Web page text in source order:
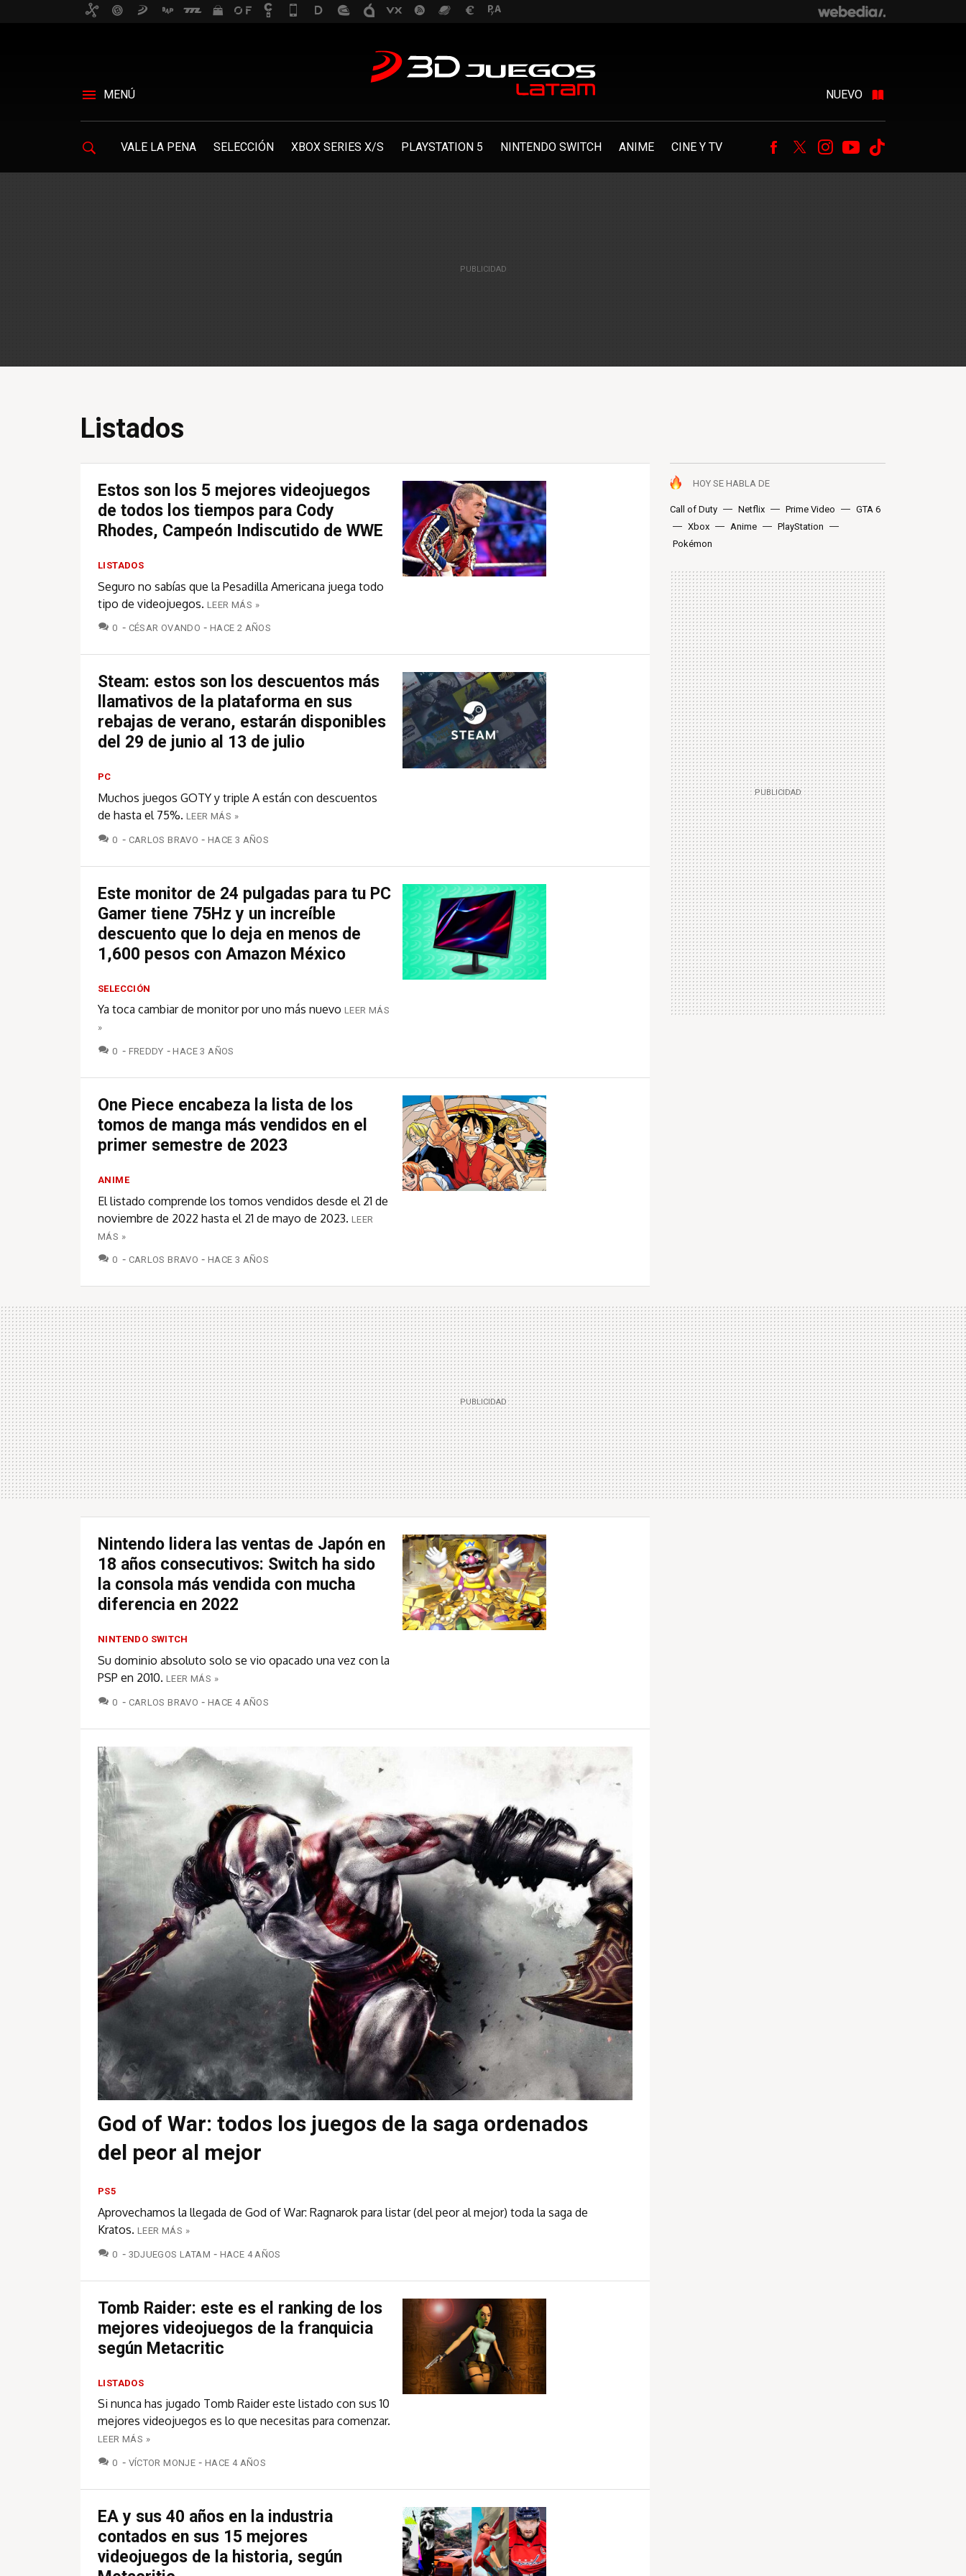
MENÚ NUEVO
VALE LA PENA SELECCIÓN XBOX SERIES X/S PLAYSTATION 5 NINTENDO SWITCH ANIME CINE Y TV Facebook
TwitterInstagram
Youtube
Listados
HOY SE HABLA DE
Call of Duty Netflix Prime Video
GTA 6
Xbox
Anime
PlayStation
Pokémon
Estos son los 5 mejores videojuegos
de todos los tiempos para Cody
Rhodes, Campeón Indiscutido de WWE
LISTADOS
Seguro no sabías que la Pesadilla Americana juega todo
tipo de videojuegos. LEER MÁS »
0 COMENTARIOS
CÉSAR OVANDO HACE 2 AÑOS
Steam: estos son los descuentos más
llamativos de la plataforma en sus
rebajas de verano, estarán disponibles
del 29 de junio al 13 de julio
PC
Muchos juegos GOTY y triple A están con descuentos
de hasta el 75%. LEER MÁS »
0 COMENTARIOS
CARLOS BRAVO HACE 3 AÑOS
Este monitor de 24 pulgadas para tu PC
Gamer tiene 75Hz y un increíble
descuento que lo deja en menos de
1,600 pesos con Amazon México
SELECCIÓN
Ya toca cambiar de monitor por uno más nuevo LEER MÁS
»
0 COMENTARIOS
FREDDY HACE 3 AÑOS
One Piece encabeza la lista de los
tomos de manga más vendidos en el
primer semestre de 2023
ANIME
El listado comprende los tomos vendidos desde el 21 de
noviembre de 2022 hasta el 21 de mayo de 2023. LEER
MÁS »
0 COMENTARIOS
CARLOS BRAVO HACE 3 AÑOS
Nintendo lidera las ventas de Japón en
18 años consecutivos: Switch ha sido
la consola más vendida con mucha
diferencia en 2022
NINTENDO SWITCH
Su dominio absoluto solo se vio opacado una vez con la
PSP en 2010. LEER MÁS »
0 COMENTARIOS
CARLOS BRAVO HACE 4 AÑOS
God of War: todos los juegos de la saga ordenados
del peor al mejor
PS5
Aprovechamos la llegada de God of War: Ragnarok para listar (del peor al mejor) toda la saga de
Kratos. LEER MÁS »
0 COMENTARIOS
3DJUEGOS LATAM HACE 4 AÑOS
Tomb Raider: este es el ranking de los
mejores videojuegos de la franquicia
según Metacritic
LISTADOS
Si nunca has jugado Tomb Raider este listado con sus 10
mejores videojuegos es lo que necesitas para comenzar.
LEER MÁS »
0 COMENTARIOS
VÍCTOR MONJE HACE 4 AÑOS
EA y sus 40 años en la industria
contados en sus 15 mejores
videojuegos de la historia, según